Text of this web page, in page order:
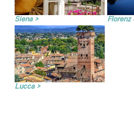
Siena > Florenz
Lucca >